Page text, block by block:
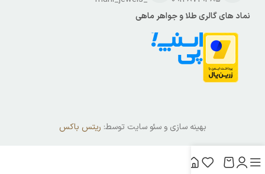
نماد های گالری طلا و جواهر ماهی
بهینه سازی و سئو سایت توسط: ریتس باکس